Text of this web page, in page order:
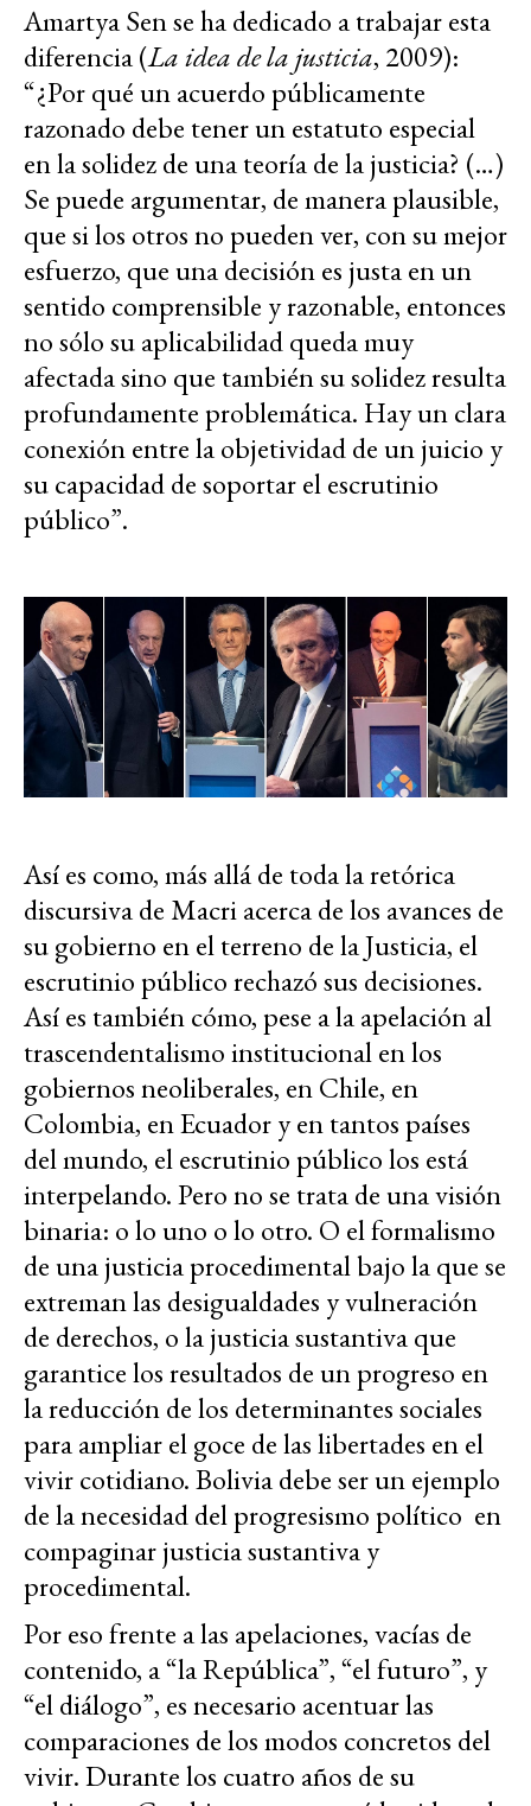
Amartya Sen se ha dedicado a trabajar esta
diferencia (La idea de la justicia, 2009):
“¿Por qué un acuerdo públicamente
razonado debe tener un estatuto especial
en la solidez de una teoría de la justicia? (…)
Se puede argumentar, de manera plausible,
que si los otros no pueden ver, con su mejor
esfuerzo, que una decisión es justa en un
sentido comprensible y razonable, entonces
no sólo su aplicabilidad queda muy
afectada sino que también su solidez resulta
profundamente problemática. Hay un clara
conexión entre la objetividad de un juicio y
su capacidad de soportar el escrutinio
público”.
Así es como, más allá de toda la retórica
discursiva de Macri acerca de los avances de
su gobierno en el terreno de la Justicia, el
escrutinio público rechazó sus decisiones.
Así es también cómo, pese a la apelación al
trascendentalismo institucional en los
gobiernos neoliberales, en Chile, en
Colombia, en Ecuador y en tantos países
del mundo, el escrutinio público los está
interpelando. Pero no se trata de una visión
binaria: o lo uno o lo otro. O el formalismo
de una justicia procedimental bajo la que se
extreman las desigualdades y vulneración
de derechos, o la justicia sustantiva que
garantice los resultados de un progreso en
la reducción de los determinantes sociales
para ampliar el goce de las libertades en el
vivir cotidiano. Bolivia debe ser un ejemplo
de la necesidad del progresismo político en
compaginar justicia sustantiva y
procedimental.
Por eso frente a las apelaciones, vacías de
contenido, a “la República”, “el futuro”, y
“el diálogo”, es necesario acentuar las
comparaciones de los modos concretos del
vivir. Durante los cuatro años de su